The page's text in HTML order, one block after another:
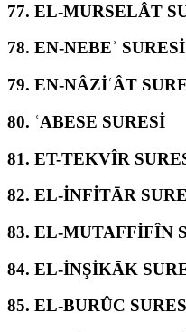
77. EL-MURSELÂT
78. EN-NEBEʾ SURESİ
79. EN-NÂZİʿÂT
80. ʿABESE SURESİ
81. ET-TEKVÎR
82. EL-İNFİTĀR
83. EL-MUTAFFİFÎN
84. EL-İNŞİKĀK
85. EL-BURÛC